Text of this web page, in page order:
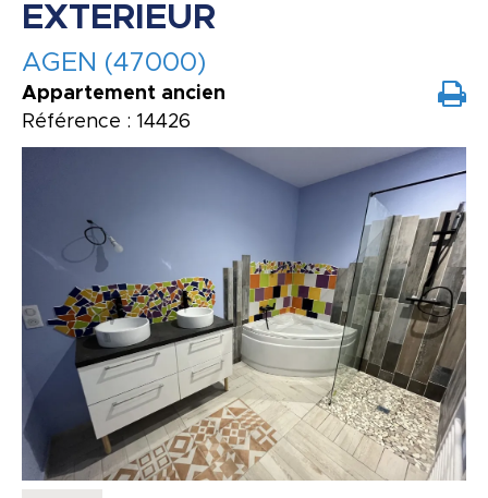
EXTERIEUR
AGEN (47000)
Appartement ancien
Référence : 14426